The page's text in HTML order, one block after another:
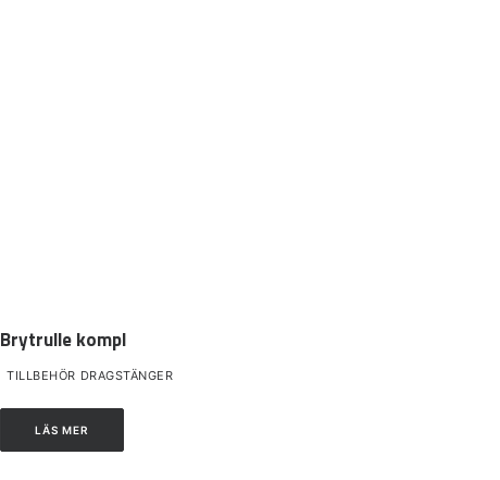
Brytrulle kompl
TILLBEHÖR DRAGSTÄNGER
LÄS MER